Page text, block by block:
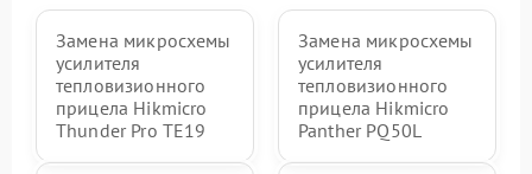
Замена микросхемы
усилителя
тепловизионного
прицела Hikmicro
Thunder Pro TE19
Замена микросхемы
усилителя
тепловизионного
прицела Hikmicro
Panther PQ50L